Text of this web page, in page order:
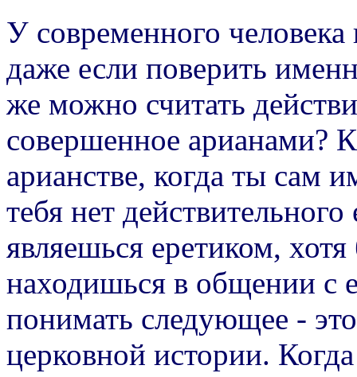
У современного
даже если поверить
же можно считать
совершенное арианами?
арианстве, когда ты сам
тебя нет
являешься еретиком,
находишься в общении с
понимать следующее -
церковной истории.